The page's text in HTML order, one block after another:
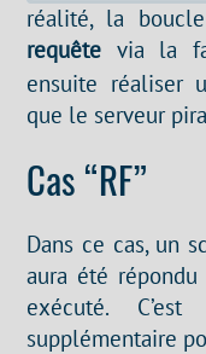
réalité, la
requête via la
ensuite réaliser
que le serveur
Cas “RF”
Dans ce cas, un
aura été
exécuté.
supplémentaire